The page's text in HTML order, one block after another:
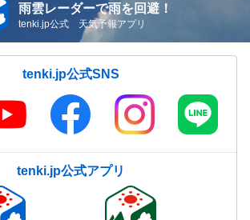
雨雲レーダーで雨を回避！
tenki.jp公式 天気予報アプリ
tenki.jp公式SNS
tenki.jp公式アプリ